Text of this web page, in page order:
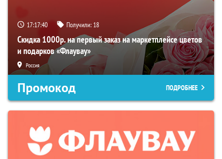
17:17:39 Получили: 18
Скидка 1000р. на первый заказ на маркетплейсе цветов
и подарков «Флаувау»
Россия
Промокод ПОДРОБНЕЕ